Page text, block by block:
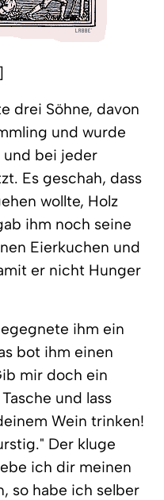
drei Söhne, davon
und wurde
bei jeder
Es geschah, dass
wollte, Holz
ihm noch seine
Eierkuchen und
er nicht Hunger
ihm ein
bot ihm einen
mir doch ein
und lass
Wein trinken!
Der kluge
ich dir meinen
so habe ich selber